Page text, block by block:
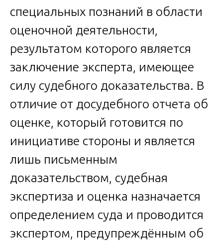
специальных познаний в области
оценочной деятельности,
результатом которого является
заключение эксперта, имеющее
силу судебного доказательства. В
отличие от досудебного отчета об
оценке, который готовится по
инициативе стороны и является
лишь письменным
доказательством, судебная
экспертиза и оценка назначается
определением суда и проводится
экспертом, предупреждённым об